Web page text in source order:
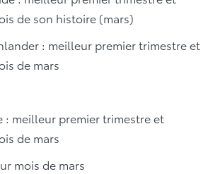
de son histoire (mars)
: meilleur premier trimestre et
de mars
: meilleur premier trimestre et
de mars
mois de mars